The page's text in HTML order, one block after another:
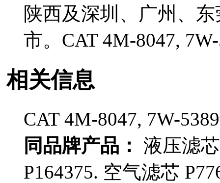
陕西及深圳、广州、
市。CAT 4M-8047,
相关信息
CAT 4M-8047, 7W-
同品牌产品： 液压滤
P164375. 空气滤芯